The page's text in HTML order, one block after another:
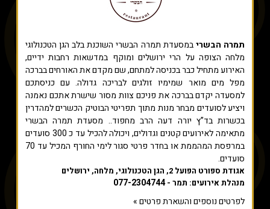
תמרה הבשריבמסעדת תמרה הבשרי השוכנת בלב הגן הטכנולוגי
מלחה הצופה על הרי ירושלים ומוקף במדשאות רחבות ידיים,
האירוע מתחיל כבר בכניסה למתחם, שם מקדם את האורחים בברכה
מפל מים מואר שמימיו זולגים לבריכה גדולה. עם כניסתכם
למסעדה יקדם בברכה את פניכם צוות מסור שישרת אתכם נאמנה
ויציע לסועדים מבחר מנות מתוך תפריטי הבוטיק הכשרים למהדרין
בכשרות בד”ץ יורה דעה הרב מחפוד.. מסעדת תמרה הבשרי
מתאימה לאירועים קטנים וגדולים, ויכולה להכיל עד כ 300 סועדים
במרפסת המהממת או בחדר פרטי סגור לימי החורף המכיל עד 70
סועדים.
אגודת ספורט הפועל 2, הגן הטכנולוגי, מלחה, ירושלים
מנהלת אירועים: תמר -077-2304744
לפרטים נוספים והשארת פרטים »